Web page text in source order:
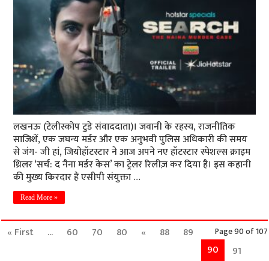
लखनऊ (टेलीस्कोप टुडे संवाददाता)। जवानी के रहस्य, राजनीतिक
साजिशें, एक जघन्‍य मर्डर और एक अनुभवी पुलिस अधिकारी की समय
से जंग- जी हां, जियोहॉटस्टार ने आज अपने नए हॉटस्टार स्पेशल्स क्राइम
थ्रिलर ‘सर्च: द नैना मर्डर केस’ का ट्रेलर रिलीज़ कर दिया है। इस कहानी
की मुख्य किरदार हैं एसीपी संयुक्ता …
Read More »
Page 90 of 107
« First ... 60 70 80 « 88
89
90
91